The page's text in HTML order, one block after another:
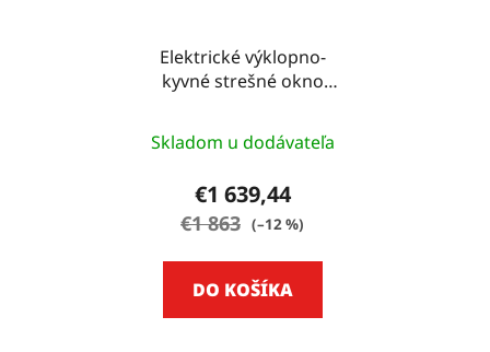
Elektrické výklopno-
kyvné strešné okno
118 CM
Skladom u dodávateľa
€1 639,44
€1 863 (–12 %)
DO KOŠÍKA